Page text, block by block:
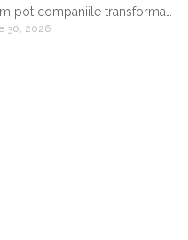
pot companiile transforma
de business într-un avantaj
30, 2026